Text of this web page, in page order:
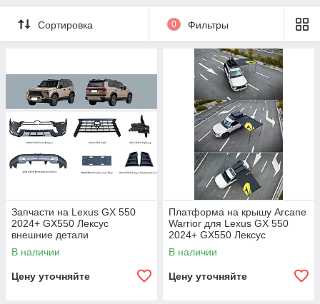
Сортировка 0 Фильтры
Запчасти на Lexus GX 550
2024+ GX550 Лексус
внешние детали
В наличии
Цену уточняйте
Платформа на крышу Arcane
Warrior для Lexus GX 550
2024+ GX550 Лексус
Багажник на крышу
органайзер лестница ящик
В наличии
Цену уточняйте